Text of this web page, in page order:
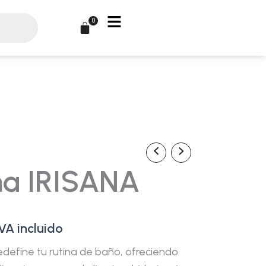
0
Carrito
IRISANA
incluido
tu rutina de baño, ofreciendo